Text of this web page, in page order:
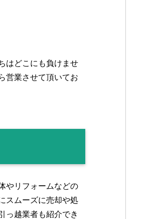
はどこにも負けませ
営業させて頂いてお
やリフォームなどの
スムーズに売却や処
っ越業者も紹介でき